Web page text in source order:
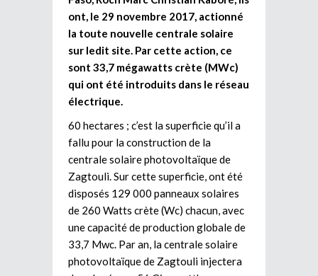
ont, le 29 novembre 2017, actionné
la toute nouvelle centrale solaire
sur ledit site. Par cette action, ce
sont 33,7 mégawatts crète (MWc)
qui ont été introduits dans le réseau
électrique.
60 hectares ; c’est la superficie qu’il a
fallu pour la construction de la
centrale solaire photovoltaïque de
Zagtouli. Sur cette superficie, ont été
disposés 129 000 panneaux solaires
de 260 Watts crète (Wc) chacun, avec
une capacité de production globale de
33,7 Mwc. Par an, la centrale solaire
photovoltaïque de Zagtouli injectera